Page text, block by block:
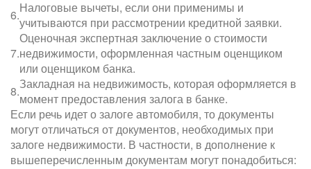
6.Налоговые вычеты, если они применимы и
учитываются при рассмотрении кредитной заявки.
7.
Оценочная экспертная заключение о стоимости
недвижимости, оформленная частным оценщиком
или оценщиком банка.
8.Закладная на недвижимость, которая оформляется в
момент предоставления залога в банке.
Если речь идет о залоге автомобиля, то документы
могут отличаться от документов, необходимых при
залоге недвижимости. В частности, в дополнение к
вышеперечисленным документам могут понадобиться: